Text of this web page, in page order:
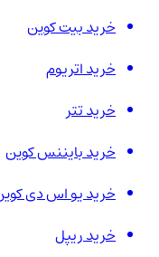
خرید بیت کوین
خرید اتریوم
خرید تتر
خرید بایننس کوین
خرید یو اس دی کوین
خرید ریپل